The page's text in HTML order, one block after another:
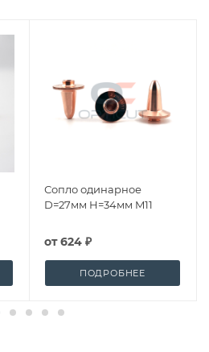
Сопло одинарное
D=27мм H=34мм M11
от624 ₽
ПОДРОБНЕЕ